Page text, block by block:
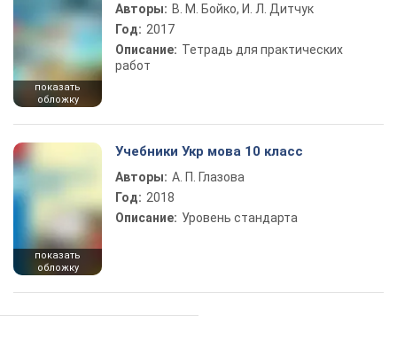
показать
обложку
Авторы: В. М. Бойко, И. Л. Дитчук
Год: 2017
Описание: Тетрадь для практических
работ
показать
обложку
Учебники Укр мова 10 класс
Авторы: А. П. Глазова
Год: 2018
Описание: Уровень стандарта